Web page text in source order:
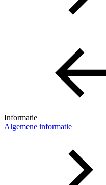
Informatie
Algemene informatie